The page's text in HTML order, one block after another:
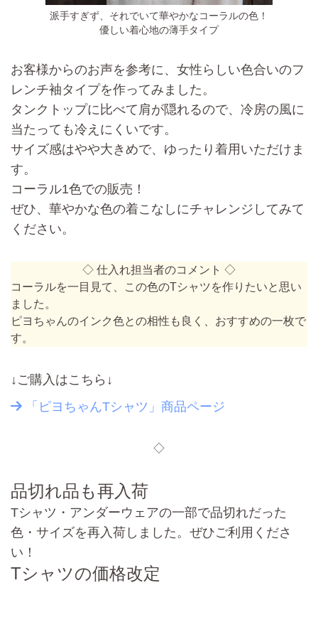
派手すぎず、それでいて華やかなコーラルの色！
優しい着心地の薄手タイプ
お客様からのお声を参考に、 女性らしい色合いのフ
レンチ袖タイプを作ってみました 。
タンクトップに比べて肩が隠れるので、冷房の風に
当たっても冷えにくいです。
サイズ感はやや大きめで、ゆったり着用いただけま
す。
コーラル1色での販売！
ぜひ、 華やかな色の着こなしにチャレンジしてみて
ください。
◇ 仕入れ担当者のコメント ◇
コーラルを一目見て、この色のTシャツを作りたいと思い
ました。
ピヨちゃんのインク色との相性も良く、おすすめの一枚で
す。
↓ご購入はこちら↓
「ピヨちゃんTシャツ」商品ページ
◇
品切れ品も再入荷
Tシャツ・アンダーウェアの一部で品切れだった
色・サイズを再入荷 しました。ぜひご利用くださ
い！
Tシャツの価格改定